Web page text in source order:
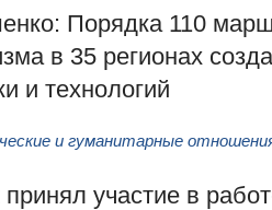
Порядка 110
в 35 регионах
и технологий
и гуманитарные
участие в